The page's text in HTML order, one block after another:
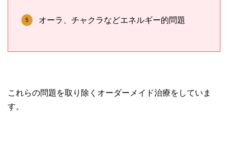
オーラ、チャクラなどエネルギー的問題
これらの問題を取り除くオーダーメイド治療をしていま
す。